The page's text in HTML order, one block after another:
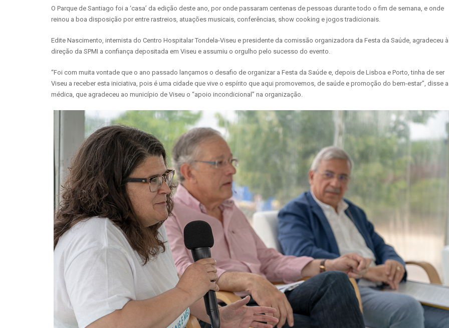
O Parque de Santiago foi a ‘casa’ da edição deste ano, por onde passaram centenas de pessoas durante todo o fim de semana, e onde
reinou a boa disposição por entre rastreios, atuações musicais, conferências, show cooking e jogos tradicionais.
Edite Nascimento, internista do Centro Hospitalar Tondela-Viseu e presidente da comissão organizadora da Festa da Saúde, agradeceu à
direção da SPMI a confiança depositada em Viseu e assumiu o orgulho pelo sucesso do evento.
“Foi com muita vontade que o ano passado lançamos o desafio de organizar a Festa da Saúde e, depois de Lisboa e Porto, tinha de ser
Viseu a receber esta iniciativa, pois é uma cidade que vive o espírito que aqui promovemos, de saúde e promoção do bem-estar”, disse a
médica, que agradeceu ao município de Viseu o “apoio incondicional” na organização.